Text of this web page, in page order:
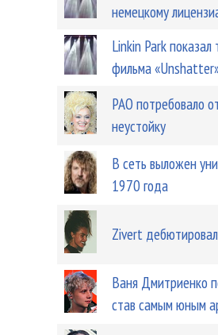
немецкому
Linkin Park
фильма
РАО потребовало
неустойку
В сеть выложен
1970 года
Zivert
Ваня Дмитриенко
став самым юным